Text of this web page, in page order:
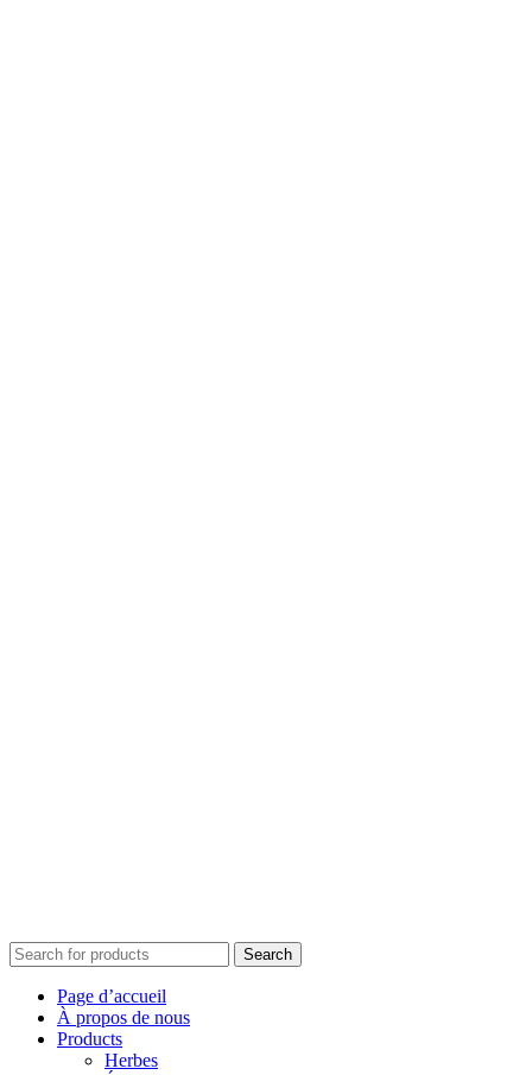
Search
Page d’accueil
À propos de nous
Products
Herbes